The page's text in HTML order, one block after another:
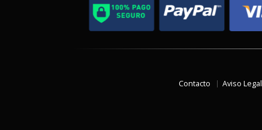
Contacto Aviso Legal